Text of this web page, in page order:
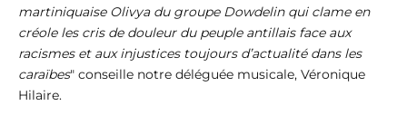
martiniquaise Olivya du groupe Dowdelin qui clame en
créole les cris de douleur du peuple antillais face aux
racismes et aux injustices toujours d’actualité dans les
caraïbes" conseille notre déléguée musicale, Véronique
Hilaire.